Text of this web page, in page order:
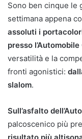
Sono ben cinque le
settimana appena
assoluti i
presso
versatilità e la
fronti agonistici:
slalom.
Sull’asfalto
palcoscenico più